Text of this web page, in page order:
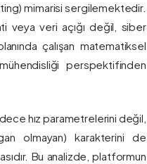
mimarisi sergilemektedir.
veya veri açığı değil, siber
çalışan matematiksel
perspektifinden
hız parametrelerini değil,
olmayan) karakterini de
Bu analizde, platformun